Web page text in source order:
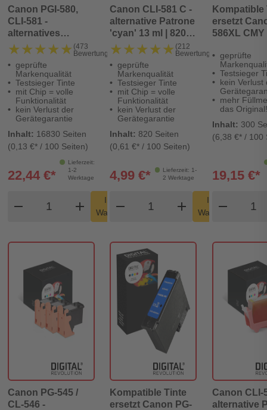
Canon PGI-580,
CLI-581 -
alternatives
Patronen
MultiPack
'pigment-schwarz
schwarz cyan
magenta gelb' -
Digital Revolution
★★★★★
★★★★★ (473
Bewertungen)
geprüfte
Markenqualität
Testsieger Tinte
mit Chip = volle
Funktionalität
kein Verlust der
Gerätegarantie
Inhalt: 16830 Seiten
(0,13 €* / 100 Seiten)
Lieferzeit:
1-2
Werktage
22,44 €*
remove
Produkt Warenkorb Menge
add
In den
Warenkorb
shopping_cart
Canon CLI-581 C -
alternative Patrone
'cyan' 13 ml | 820
Seiten - Digital
Revolution
★★★★★
★★★★★ (212
Bewertungen)
geprüfte
Markenqualität
Testsieger Tinte
mit Chip = volle
Funktionalität
kein Verlust der
Gerätegarantie
Inhalt: 820 Seiten
(0,61 €* / 100 Seiten)
Lieferzeit: 1-
2 Werktage
4,99 €*
remove
Produkt Warenkorb
add
In den
Warenkorb
shopping_cart
Kompatible
ersetzt
586XL CMY
geprüfte
Testsieger
kein Verlust
mehr
das Original!
Inhalt: 300
(6,38 €* / 100
19,15 €*
remove
Canon PG-545 /
CL-546 -
Kompatible Tinte
ersetzt Canon PG-
Canon CLI-
alternative